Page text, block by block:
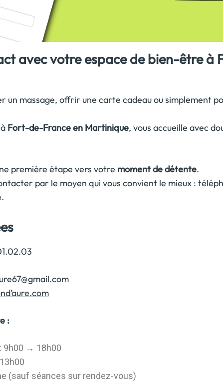
avec votre espace de bien-être à
un massage, offrir une carte cadeau ou simplement
Fort-de-France en Martinique, vous accueille avec
première étape vers votre moment de détente.
par le moyen qui vous convient le mieux :
:
9h00 → 18h00
(sauf séances sur rendez-vous)